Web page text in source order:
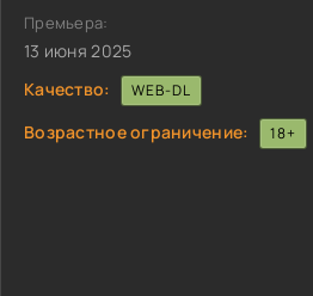
Премьера:
13 июня 2025
Качество:
WEB-DL
Возрастное ограничение: 18+